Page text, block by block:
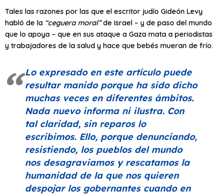
Tales las razones por las que el escritor judío Gideón Levy
habló de la “ceguera moral”de Israel – y de paso del mundo
que lo apoya – que en sus ataque a Gaza mata a periodistas
y trabajadores de la salud y hace que bebés mueran de frío.
Lo expresado en este artículo puede
resultar manido porque ha sido dicho
muchas veces en diferentes ámbitos.
Nada nuevo informa ni ilustra. Con
tal claridad, sin reparos lo
escribimos. Ello, porque denunciando,
resistiendo, los pueblos del mundo
nos desagraviamos y rescatamos la
humanidad de la que nos quieren
despojar los gobernantes cuando en